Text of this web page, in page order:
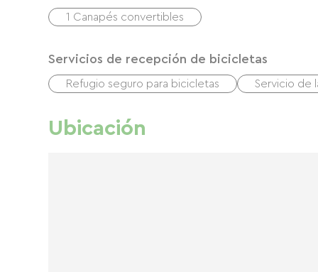
1 Canapés convertibles
Servicios de recepción de bicicletas
Refugio seguro para bicicletas Servicio de
Ubicación